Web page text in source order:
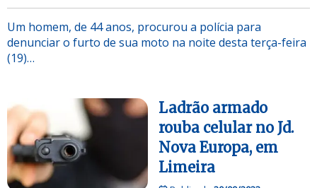
Um homem, de 44 anos, procurou a polícia para
denunciar o furto de sua moto na noite desta terça-feira
(19)…
Ladrão armado
rouba celular no Jd.
Nova Europa, em
Limeira